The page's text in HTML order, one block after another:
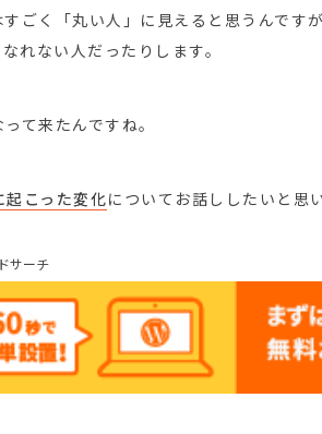
ごく「丸い人」に見えると思うんです
れない人だったりします。
て来たんですね。
起こった変化についてお話ししたいと思
サーチ